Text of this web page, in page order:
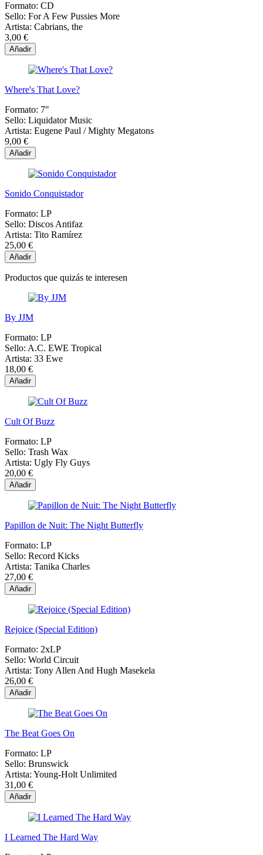
Formato: CD
Sello: For A Few Pussies More
Artista: Cabrians, the
3,00 €
Añadir
Where's That Love?
Formato: 7"
Sello: Liquidator Music
Artista: Eugene Paul / Mighty Megatons
9,00 €
Añadir
Sonido Conquistador
Formato: LP
Sello: Discos Antifaz
Artista: Tito Ramírez
25,00 €
Añadir
Productos que quizás te interesen
By JJM
Formato: LP
Sello: A.C. EWE Tropical
Artista: 33 Ewe
18,00 €
Añadir
Cult Of Buzz
Formato: LP
Sello: Trash Wax
Artista: Ugly Fly Guys
20,00 €
Añadir
Papillon de Nuit: The Night Butterfly
Formato: LP
Sello: Record Kicks
Artista: Tanika Charles
27,00 €
Añadir
Rejoice (Special Edition)
Formato: 2xLP
Sello: World Circuit
Artista: Tony Allen And Hugh Masekela
26,00 €
Añadir
The Beat Goes On
Formato: LP
Sello: Brunswick
Artista: Young-Holt Unlimited
31,00 €
Añadir
I Learned The Hard Way